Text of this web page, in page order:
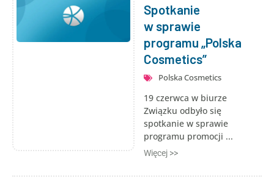
Spotkanie
w sprawie
programu „Polska
Cosmetics”
Polska Cosmetics
19 czerwca w biurze
Związku odbyło się
spotkanie w sprawie
programu promocji ...
Więcej >>